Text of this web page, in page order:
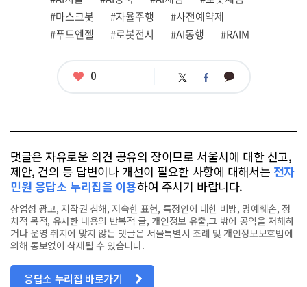
련
태
그
#마스크봇
#자율주행
#사전예약제
#푸드엔젤
#로봇전시 #AI동행 #RAIM
좋
0 트 페 카
댓글은 자유로운 의견 공유의 장이므로 서울시에 대한 신고,
제안, 건의 등 답변이나 개선이 필요한 사항에 대해서는 전자
민원 응답소 누리집을 이용하여 주시기 바랍니다.
상업성 광고, 저작권 침해, 저속한 표현, 특정인에 대한 비방, 명예훼손, 정
치적 목적, 유사한 내용의 반복적 글, 개인정보 유출,그 밖에 공익을 저해하
거나 운영 취지에 맞지 않는 댓글은 서울특별시 조례 및 개인정보보호법에
의해 통보없이 삭제될 수 있습니다.
응답소 누리집 바로가기